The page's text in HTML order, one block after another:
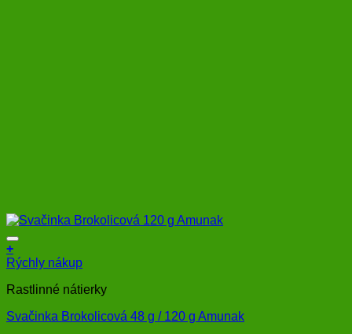
+
Tento
má
variantov.
Rýchly nákup
Rastlinné nátierky
Svačinka Brokolicová 48 g / 120 g Amunak